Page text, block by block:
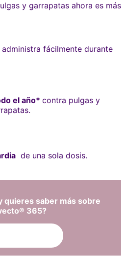
y garrapatas ahora es más
administra fácilmente durante
el año* contra pulgas y
de una sola dosis.
quieres saber más sobre
365?